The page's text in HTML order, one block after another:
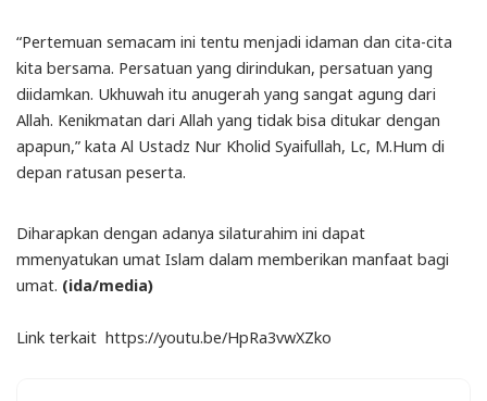
“Pertemuan semacam ini tentu menjadi idaman dan cita-cita
kita bersama. Persatuan yang dirindukan, persatuan yang
diidamkan. Ukhuwah itu anugerah yang sangat agung dari
Allah. Kenikmatan dari Allah yang tidak bisa ditukar dengan
apapun,” kata Al Ustadz Nur Kholid Syaifullah, Lc, M.Hum di
depan ratusan peserta.
Diharapkan dengan adanya silaturahim ini dapat
mmenyatukan umat Islam dalam memberikan manfaat bagi
umat. (ida/media)
Link terkait https://youtu.be/HpRa3vwXZko